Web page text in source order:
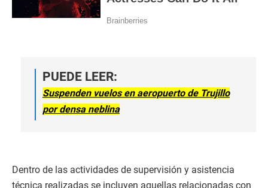
PUEDE LEER:
Suspenden vuelos en aeropuerto de Trujillo
por densa neblina
Dentro de las actividades de supervisión y asistencia
técnica realizadas se incluyen aquellas relacionadas con